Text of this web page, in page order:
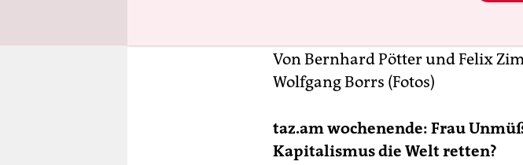
VonBernhard PötterundFelix
Wolfgang Borrs (Fotos)
taz.am wochenende: Frau
Kapitalismus die Welt retten?